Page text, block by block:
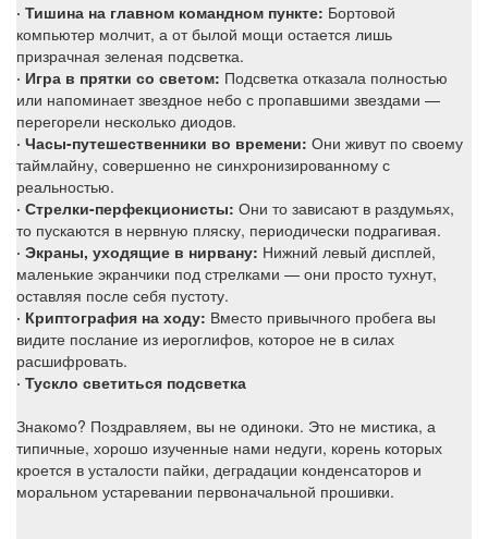
· Тишина на главном командном пункте: Бортовой
компьютер молчит, а от былой мощи остается лишь
призрачная зеленая подсветка.
· Игра в прятки со светом: Подсветка отказала полностью
или напоминает звездное небо с пропавшими звездами —
перегорели несколько диодов.
· Часы-путешественники во времени: Они живут по своему
таймлайну, совершенно не синхронизированному с
реальностью.
· Стрелки-перфекционисты: Они то зависают в раздумьях,
то пускаются в нервную пляску, периодически подрагивая.
· Экраны, уходящие в нирвану: Нижний левый дисплей,
маленькие экранчики под стрелками — они просто тухнут,
оставляя после себя пустоту.
· Криптография на ходу: Вместо привычного пробега вы
видите послание из иероглифов, которое не в силах
расшифровать.
· Тускло светиться подсветка
Знакомо? Поздравляем, вы не одиноки. Это не мистика, а
типичные, хорошо изученные нами недуги, корень которых
кроется в усталости пайки, деградации конденсаторов и
моральном устаревании первоначальной прошивки.